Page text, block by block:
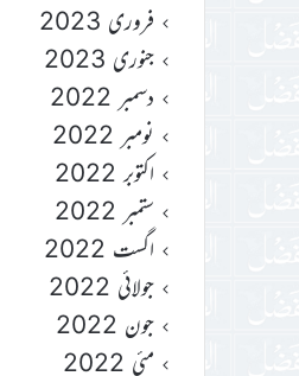
فروری 2023
جنوری 2023
دسمبر 2022
نومبر 2022
اکتوبر 2022
ستمبر 2022
اگست 2022
جولائی 2022
جون 2022
مئی 2022